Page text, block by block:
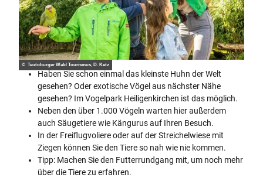
© Teutoburger Wald Tourismus, D. Ketz
Haben Sie schon einmal das kleinste Huhn der Welt
gesehen? Oder exotische Vögel aus nächster Nähe
gesehen? Im Vogelpark Heiligenkirchen ist das möglich.
Neben den über 1.000 Vögeln warten hier außerdem
auch Säugetiere wie Kängurus auf Ihren Besuch.
In der Freiflugvoliere oder auf der Streichelwiese mit
Ziegen können Sie den Tiere so nah wie nie kommen.
Tipp: Machen Sie den Futterrundgang mit, um noch mehr
über die Tiere zu erfahren.